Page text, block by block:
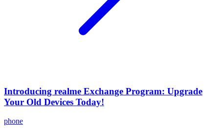
Introducing realme Exchange Program: Upgrade
Your Old Devices Today!
phone